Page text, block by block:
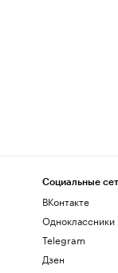
Социальные
ВКонтакте
Одноклассники
Telegram
Дзен